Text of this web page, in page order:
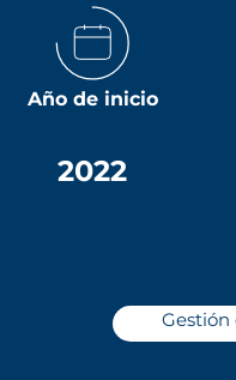
Año de inicio
2022
Gestión